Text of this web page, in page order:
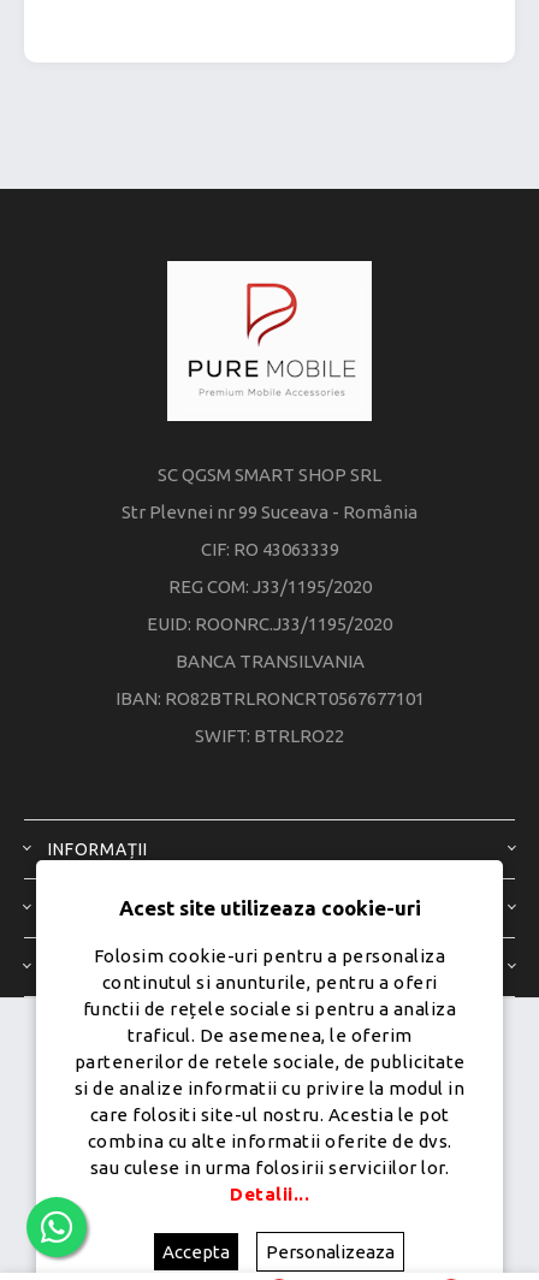
SC QGSM SMART SHOP SRL
Str Plevnei nr 99 Suceava - România
CIF: RO 43063339
REG COM: J33/1195/2020
EUID: ROONRC.J33/1195/2020
BANCA TRANSILVANIA
IBAN: RO82BTRLRONCRT0567677101
SWIFT: BTRLRO22
INFORMAȚII
SERVICIU CLIENȚI
CONTUL MEU
Dezvoltat de
Ecom Digital -
Powered bynopCommerce
Copyright © 2026 PureMobile.Toate drepturile rezervate.
Acest site utilizeaza cookie-uri
Folosim cookie-uri pentru a personaliza
continutul si anunturile, pentru a oferi
functii de rețele sociale si pentru a analiza
traficul. De asemenea, le oferim
partenerilor de retele sociale, de publicitate
si de analize informatii cu privire la modul in
care folositi site-ul nostru. Acestia le pot
combina cu alte informatii oferite de dvs.
sau culese in urma folosirii serviciilor lor.
Detalii...
Accepta Personalizeaza